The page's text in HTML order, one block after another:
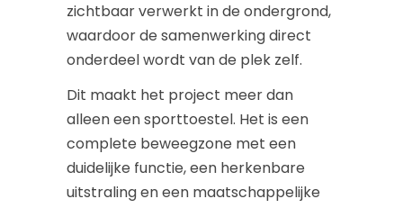
zichtbaar verwerkt in de ondergrond,
waardoor de samenwerking direct
onderdeel wordt van de plek zelf.
Dit maakt het project meer dan
alleen een sporttoestel. Het is een
complete beweegzone met een
duidelijke functie, een herkenbare
uitstraling en een maatschappelijke